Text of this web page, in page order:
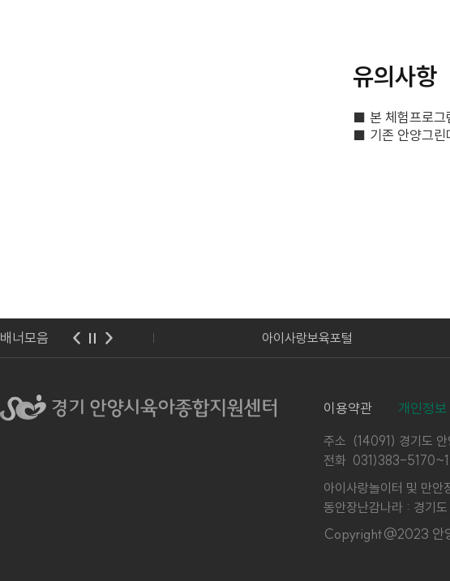
유의사항
■ 본 체험프로그
■ 기존 안양그린
배너모음
육청 아이사랑보육포털
이용약관 개인정보
주소 (14091) 경기도 안
전화 031)383-5170~1
아이사랑놀이터 및 만안
동안장난감나라 : 경기
Copyright@2023 안